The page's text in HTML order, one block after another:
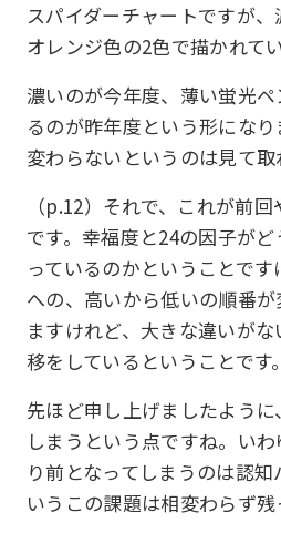
スパイダーチャートですが
オレンジ色の2色で描かれてい
濃いのが今年度、薄い蛍光
るのが昨年度という形にな
変わらないというのは見て取
（p.12）それで、これが前
です。幸福度と24の因子が
っているのかということで
への、高いから低いの順番
ますけれど、大きな違いが
移をしているということです。
先ほど申し上げましたよう
しまうという点ですね。い
り前となってしまうのは認
いうこの課題は相変わらず残